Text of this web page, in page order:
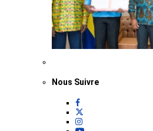
Nous Suivre